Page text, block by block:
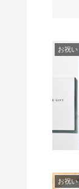
お祝い
お祝い